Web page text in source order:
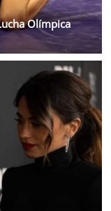
Olímpica